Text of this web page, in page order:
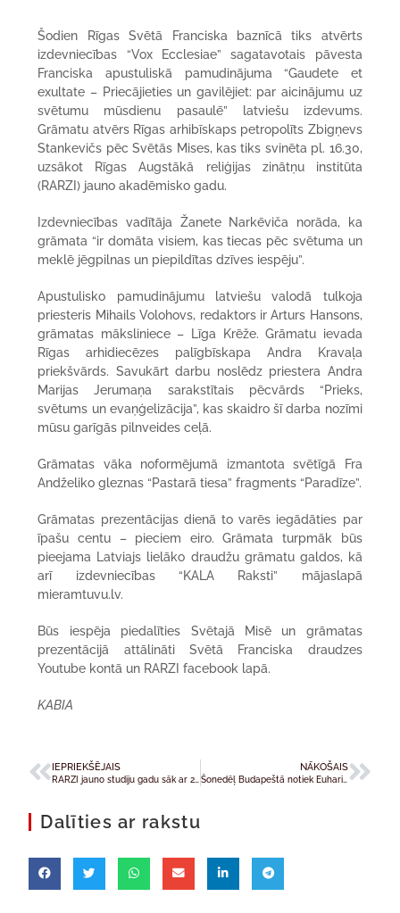
Šodien Rīgas Svētā Franciska baznīcā tiks atvērts
izdevniecības “Vox Ecclesiae” sagatavotais pāvesta
Franciska apustuliskā pamudinājuma “Gaudete et
exultate – Priecājieties un gavilējiet: par aicinājumu uz
svētumu mūsdienu pasaulē” latviešu izdevums.
Grāmatu atvērs Rīgas arhibīskaps petropolīts Zbigņevs
Stankevičs pēc Svētās Mises, kas tiks svinēta pl. 16.30,
uzsākot Rīgas Augstākā reliģijas zinātņu institūta
(RARZI) jauno akadēmisko gadu.
Izdevniecības vadītāja Žanete Narkēviča norāda, ka
grāmata “ir domāta visiem, kas tiecas pēc svētuma un
meklē jēgpilnas un piepildītas dzīves iespēju”.
Apustulisko pamudinājumu latviešu valodā tulkoja
priesteris Mihails Volohovs, redaktors ir Arturs Hansons,
grāmatas māksliniece – Līga Krēže. Grāmatu ievada
Rīgas arhidiecēzes palīgbīskapa Andra Kravaļa
priekšvārds. Savukārt darbu noslēdz priestera Andra
Marijas Jerumaņa sarakstītais pēcvārds “Prieks,
svētums un evaņģelizācija”, kas skaidro šī darba nozīmi
mūsu garīgās pilnveides ceļā.
Grāmatas vāka noformējumā izmantota svētīgā Fra
Andželiko gleznas “Pastarā tiesa” fragments “Paradīze”.
Grāmatas prezentācijas dienā to varēs iegādāties par
īpašu centu – pieciem eiro. Grāmata turpmāk būs
pieejama Latviajs lielāko draudžu grāmatu galdos, kā
arī izdevniecības “KALA Raksti” mājaslapā
mieramtuvu.lv.
Būs iespēja piedalīties Svētajā Misē un grāmatas
prezentācijā attālināti Svētā Franciska draudzes
Youtube kontā un RARZI facebook lapā.
KABIA
IEPRIEKŠĒJAIS NĀKOŠAIS
Šonedēļ Budapeštā notiek Euharistiskais kongress
Dalīties ar rakstu